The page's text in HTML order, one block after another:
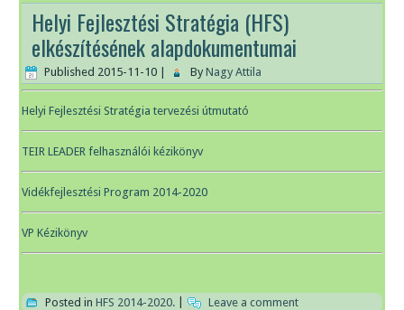
Helyi Fejlesztési Stratégia (HFS)
elkészítésének alapdokumentumai
Published 2015-11-10 By Nagy Attila
Helyi Fejlesztési Stratégia tervezési útmutató
TEIR LEADER felhasználói kézikönyv
Vidékfejlesztési Program 2014-2020
VP Kézikönyv
Posted in HFS 2014-2020. Leave a comment